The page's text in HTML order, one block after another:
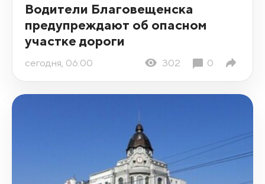
Водители Благовещенска
предупреждают об опасном
участке дороги
сегодня, 06:00 302 0